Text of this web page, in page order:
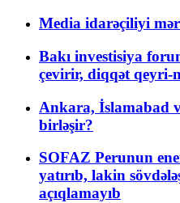
Media idarəçiliyi
Bakı investisiya
çevirir, diqqət qeyri-
Ankara, İslamabad
birləşir?
SOFAZ Perunun
yatırıb, lakin
açıqlamayıb